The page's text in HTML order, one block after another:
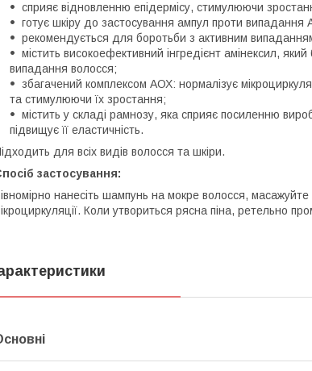
сприяє відновленню епідермісу, стимулюючи
готує шкіру до застосування ампул проти випадання
рекомендується для боротьби з активним
містить високоефективний інгредієнт амінексил,
випадання волосся;
збагачений комплексом АОХ: нормалізує
та стимулюючи їх зростання;
містить у складі рамнозу, яка сприяє посиленню
підвищує її еластичність.
для всіх видів волосся та шкіри.
застосування:
нанесіть шампунь на мокре волосся,
Коли утвориться рясна піна, ретельно